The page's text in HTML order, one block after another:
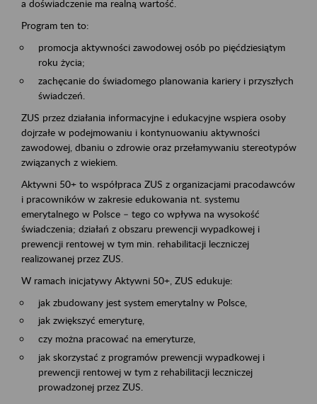
a doświadczenie ma realną wartość.
Program ten to:
promocja aktywności zawodowej osób po pięćdziesiątym
roku życia;
zachęcanie do świadomego planowania kariery i przyszłych
świadczeń.
ZUS przez działania informacyjne i edukacyjne wspiera osoby
dojrzałe w podejmowaniu i kontynuowaniu aktywności
zawodowej, dbaniu o zdrowie oraz przełamywaniu stereotypów
związanych z wiekiem.
Aktywni 50+ to współpraca ZUS z organizacjami pracodawców
i pracowników w zakresie edukowania nt. systemu
emerytalnego w Polsce – tego co wpływa na wysokość
świadczenia; działań z obszaru prewencji wypadkowej i
prewencji rentowej w tym min. rehabilitacji leczniczej
realizowanej przez ZUS.
W ramach inicjatywy Aktywni 50+, ZUS edukuje:
jak zbudowany jest system emerytalny w Polsce,
jak zwiększyć emeryturę,
czy można pracować na emeryturze,
jak skorzystać z programów prewencji wypadkowej i
prewencji rentowej w tym z rehabilitacji leczniczej
prowadzonej przez ZUS.